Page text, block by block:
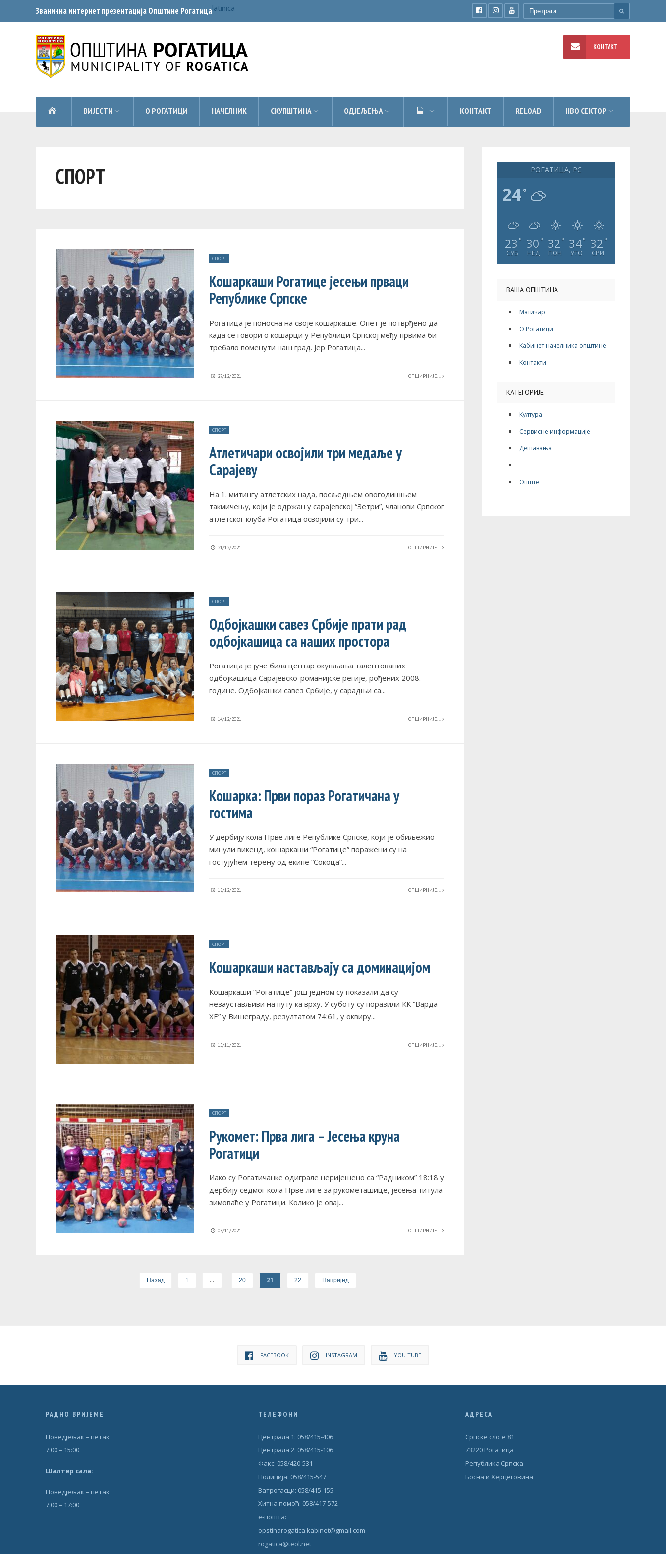
Званична интернет презентација Општинe Рогатицаlatinica
НАСЛОВНАВИЈЕСТИ О РОГАТИЦИ НАЧЕЛНИК СКУПШТИНА ОДЈЕЉЕЊА ДОКУМЕНТИКОНТАКТ RELOAD НВО СЕКТОР
КОНТАКТ
СПОРТ
СПОРТ
Кошаркаши Рогатице јесењи прваци
Републике Српске
Рогатица је поносна на своје кошаркаше. Опет је потврђено да
када се говори о кошарци у Републици Српској међу првима би
требало поменути наш град. Јер Рогатица...
27/12/2021 ОПШИРНИЈЕ...
СПОРТ
Атлетичари освојили три медаље у
Сарајеву
На 1. митингу атлетских нада, посљедњем овогодишњем
такмичењу, који је одржан у сарајевској “Зетри”, чланови Српског
атлетског клуба Рогатица освојили су три...
21/12/2021 ОПШИРНИЈЕ...
СПОРТ
Одбојкашки савез Србије прати рад
одбојкашица са наших простора
Рогатица је јуче била центар окупљања талентованих
одбојкашица Сарајевско-романијске регије, рођених 2008.
године. Одбојкашки савез Србије, у сарадњи са...
14/12/2021 ОПШИРНИЈЕ...
СПОРТ
Кошарка: Први пораз Рогатичана у
гостима
У дербију кола Прве лиге Републике Српске, који је обиљежио
минули викенд, кошаркаши “Рогатице” поражени су на
гостујућем терену од екипе “Сокоца”...
12/12/2021 ОПШИРНИЈЕ...
СПОРТ
Кошаркаши настављају са доминацијом
Кошаркаши “Рогатице” још једном су показали да су
незаустављиви на путу ка врху. У суботу су поразили КК “Варда
ХЕ” у Вишеграду, резултатом 74:61, у оквиру...
15/11/2021 ОПШИРНИЈЕ...
СПОРТ
Рукомет: Прва лига – Јесења круна
Рогатици
Иако су Рогатичанке одиграле неријешено са “Радником” 18:18 у
дербију седмог кола Прве лиге за рукометашице, јесења титула
зимоваће у Рогатици. Колико је овај...
08/11/2021 ОПШИРНИЈЕ...
Назад 1 … 20 21 22 Напријед
РОГАТИЦА, РС
24°
23 °
СУБ
30 °
НЕД
32 °
ПОН
34°
УТО
32 °
СРИ
ВАША ОПШТИНА
Матичар
О Рогатици
Кабинет начелника општине
Контакти
КАТЕГОРИЈЕ
Култура
Сервисне информације
Дешавања
Опште
FACEBOOK INSTAGRAM YOU TUBE
РАДНО ВРИЈЕМЕ
Понедjељак – петак
7:00 – 15:00
Шалтер сала:
Понедjељак – петак
7:00 – 17:00
ТЕЛЕФОНИ
Централа 1: 058/415-406
Централа 2: 058/415-106
Факс: 058/420-531
Полиција: 058/415-547
Ватрогасци: 058/415-155
Хитна помоћ: 058/417-572
е-пошта:
opstinarogatica.kabinet@gmail.com
rogatica@teol.net
АДРЕСА
Српске слоге 81
73220 Рогатица
Република Српска
Босна и Херцеговина